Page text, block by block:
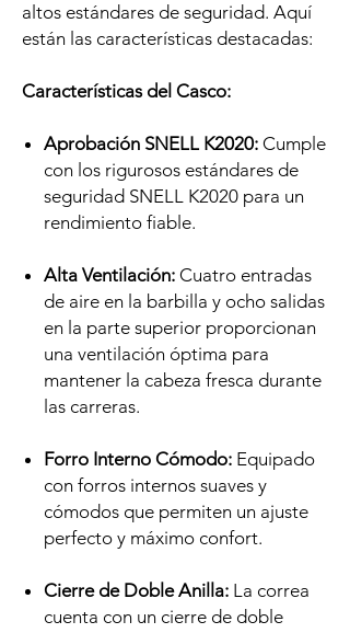
altos estándares de seguridad. Aquí
están las características destacadas:
Características del Casco:
Aprobación SNELL K2020: Cumple
con los rigurosos estándares de
seguridad SNELL K2020 para un
rendimiento fiable.
Alta Ventilación: Cuatro entradas
de aire en la barbilla y ocho salidas
en la parte superior proporcionan
una ventilación óptima para
mantener la cabeza fresca durante
las carreras.
Forro Interno Cómodo: Equipado
con forros internos suaves y
cómodos que permiten un ajuste
perfecto y máximo confort.
Cierre de Doble Anilla: La correa
cuenta con un cierre de doble